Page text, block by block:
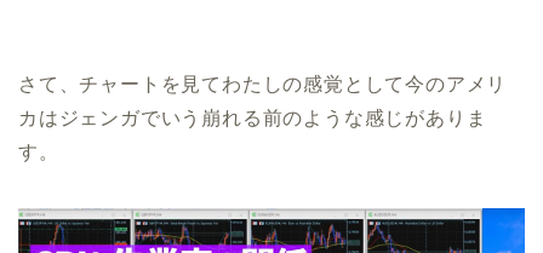
さて、チャートを見てわたしの感覚として今のアメリ
カはジェンガでいう崩れる前のような感じがありま
す。